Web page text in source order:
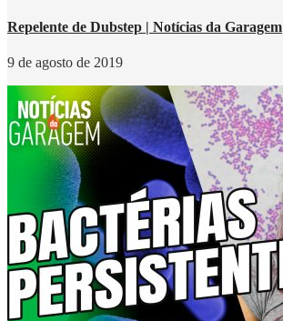
Repelente de Dubstep | Notícias da Garagem
9 de agosto de 2019